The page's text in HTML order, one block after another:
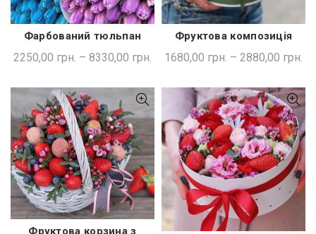
ШВИДКА ПОКУПКА
Фарбований тюльпан
2250,00 грн. – 8330,00 грн.
ШВИДКА ПОКУПКА
Фруктова композиція
1680,00 грн. – 2880,00 грн.
Фруктова корзина з